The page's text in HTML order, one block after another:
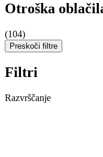
Otroška
(104)
Preskoči filtre
Filtri
Razvrščanje